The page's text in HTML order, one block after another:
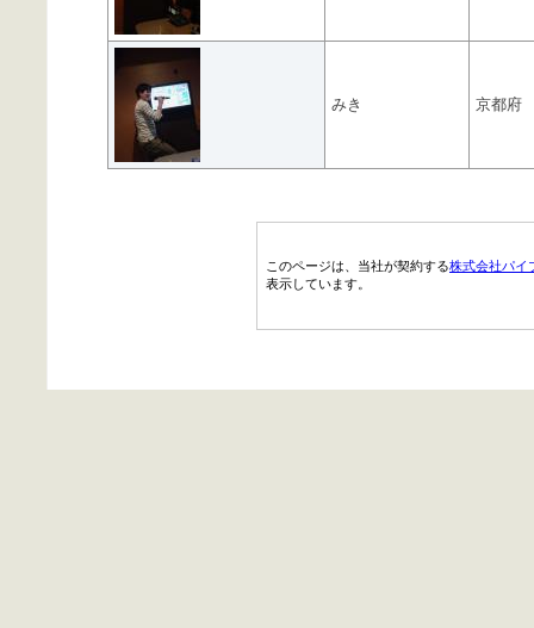
みき 京都府
このページは、当社が契約する株式会社パイ
表示しています。